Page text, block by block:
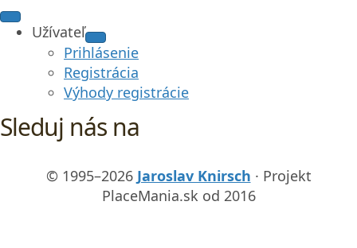
Užívateľ
Prihlásenie
Registrácia
Výhody registrácie
Sleduj nás na
© 1995–2026 Jaroslav Knirsch · Projekt
PlaceMania.sk od 2016